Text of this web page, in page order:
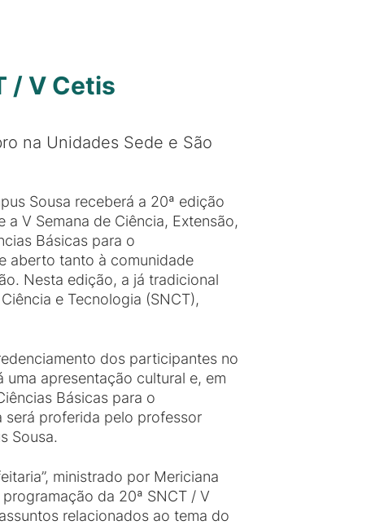
/ V Cetis
na Unidades Sede e São
Sousa receberá a 20ª edição
V Semana de Ciência, Extensão,
Básicas para o
aberto tanto à comunidade
Nesta edição, a já tradicional
e Tecnologia (SNCT),
dos participantes no
apresentação cultural e, em
Básicas para o
será proferida pelo professor
Sousa.
ministrado por Mericiana
da 20ª SNCT / V
relacionados ao tema do